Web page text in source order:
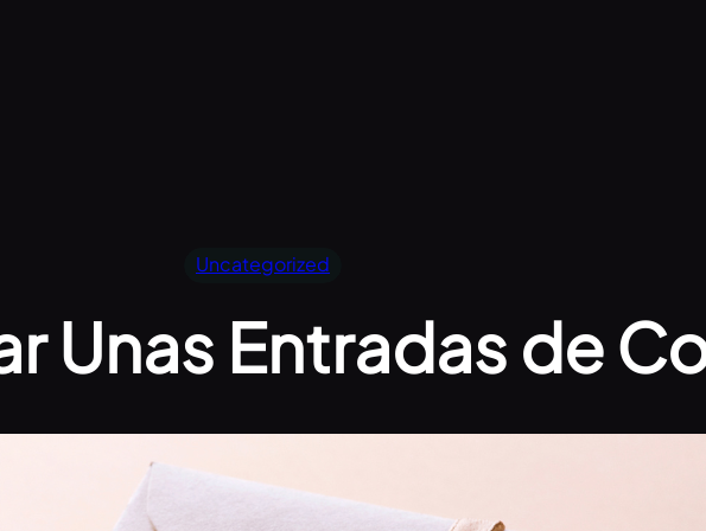
Uncategorized
Unas Entradas de